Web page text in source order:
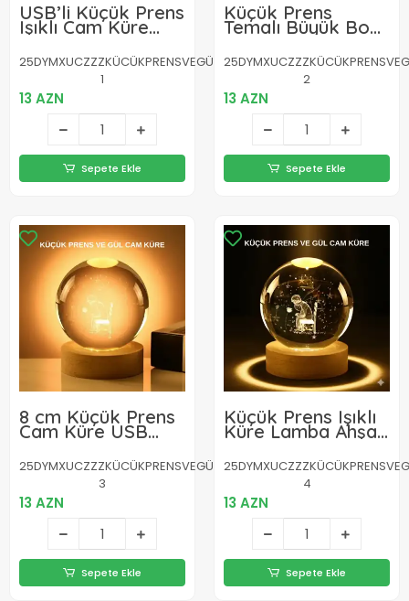
USB’li Küçük Prens
Işıklı Cam Küre
Ahşap Altlıklı
Dekoratif Lamba
25DYMXUCZZZKÜCÜKPRENSVEGÜLKÜRE-
1
13 AZN
Sepete Ekle
Küçük Prens
Temalı Büyük Boy
Işıklı Cam Küre
Ahşap Stand
2
13 AZN
Sepete Ekle
8 cm Küçük Prens
Cam Küre USB
Işıklı Ahşap Tabanlı
Dekor
25DYMXUCZZZKÜCÜKPRENSVEGÜLKÜRE-
3
13 AZN
Sepete Ekle
Küçük Prens Işıklı
Küre Lamba Ahşap
Taban Büyük Boy
Hediyelik
4
13 AZN
Sepete Ekle